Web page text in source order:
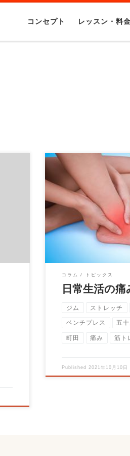
コンセプト レッスン・料金
日常生活での痛みで
らっしゃいます。
コラム トピックス
日常生活の痛
ジム ストレッチ
ベンチプレス 五十
町田 痛み 筋ト
Published2021年10月10日